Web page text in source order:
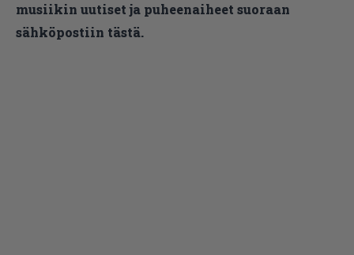
musiikin uutiset ja puheenaiheet suoraan
sähköpostiin tästä.